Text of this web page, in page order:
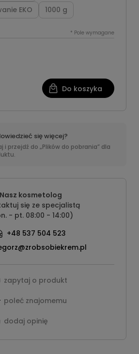
EKO
1000 g
* Pole wymagane
Do koszyka
się więcej?
i przejdź do „Plików do pobrania” dla
Nasz kosmetolog
się ze specjalistą
- pt. 08:00 - 14:00)
+48 537 504 523
zapytaj o produkt
poleć znajomemu
dodaj opinię